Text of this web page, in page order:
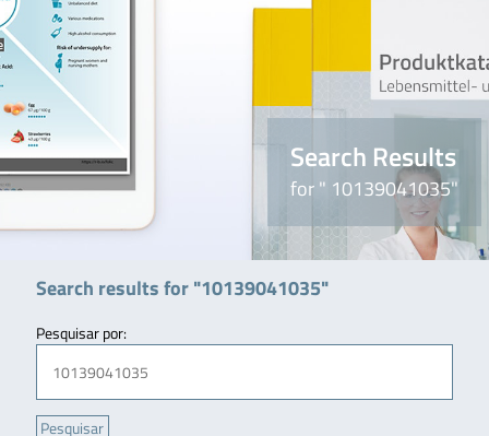
Search Results
for " 10139041035"
Search results for "10139041035"
Pesquisar por: